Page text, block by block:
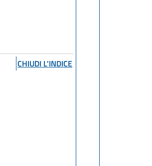
CHIUDI L'INDICE